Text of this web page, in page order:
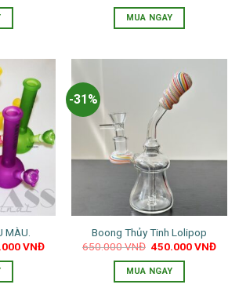
là:
900.000 VNĐ.
MUA NGAY
MÀU.
VNĐ.
VNĐGiá
-31%
Boong Thủy Tinh Lolipop
650.000VNĐ Giá
là:
650.000 VNĐ.
450.000VNĐGiá
MUA NGAY